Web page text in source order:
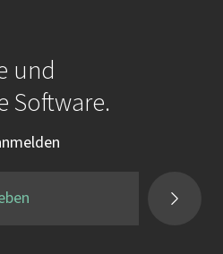
und
Software.